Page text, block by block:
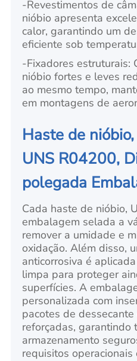
-Revestimentos de
nióbio apresenta
calor, garantindo um
eficiente sob
-Fixadores estruturais:
nióbio fortes e leves
ao mesmo tempo,
em montagens de
Haste de
UNS R04200,
polegada
Cada haste de nióbio,
embalagem selada a
remover a umidade e
oxidação. Além disso,
anticorrosiva é
limpa para proteger
superfícies. A
personalizada com
pacotes de
reforçadas, garantindo
armazenamento
requisitos operacionais